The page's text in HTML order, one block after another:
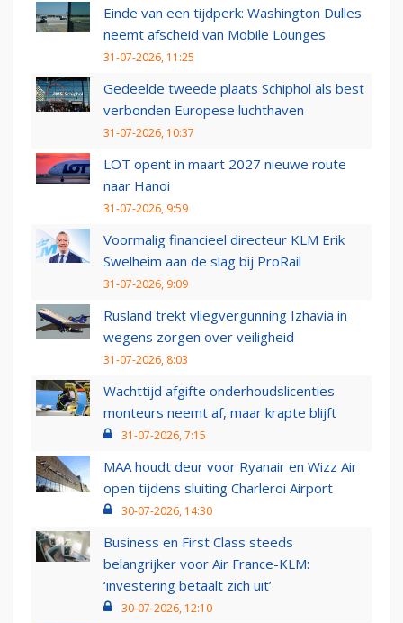
Einde van een tijdperk: Washington Dulles
neemt afscheid van Mobile Lounges
31-07-2026, 11:25
Gedeelde tweede plaats Schiphol als best
verbonden Europese luchthaven
31-07-2026, 10:37
LOT opent in maart 2027 nieuwe route
naar Hanoi
31-07-2026, 9:59
Voormalig financieel directeur KLM Erik
Swelheim aan de slag bij ProRail
31-07-2026, 9:09
Rusland trekt vliegvergunning Izhavia in
wegens zorgen over veiligheid
31-07-2026, 8:03
Wachttijd afgifte onderhoudslicenties
monteurs neemt af, maar krapte blijft
31-07-2026, 7:15
MAA houdt deur voor Ryanair en Wizz Air
open tijdens sluiting Charleroi Airport
30-07-2026, 14:30
Business en First Class steeds
belangrijker voor Air France-KLM:
‘investering betaalt zich uit’
30-07-2026, 12:10